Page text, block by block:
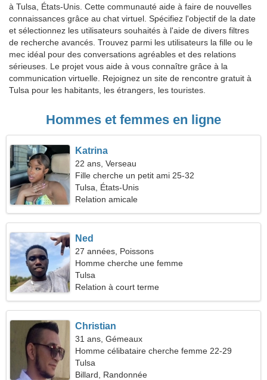
à Tulsa, États-Unis. Cette communauté aide à faire de nouvelles
connaissances grâce au chat virtuel. Spécifiez l'objectif de la date
et sélectionnez les utilisateurs souhaités à l'aide de divers filtres
de recherche avancés. Trouvez parmi les utilisateurs la fille ou le
mec idéal pour des conversations agréables et des relations
sérieuses. Le projet vous aide à vous connaître grâce à la
communication virtuelle. Rejoignez un site de rencontre gratuit à
Tulsa pour les habitants, les étrangers, les touristes.
Hommes et femmes en ligne
Katrina
22 ans, Verseau
Fille cherche un petit ami 25-32
Tulsa, États-Unis
Relation amicale
Ned
27 années, Poissons
Homme cherche une femme
Tulsa
Relation à court terme
Christian
31 ans, Gémeaux
Homme célibataire cherche femme 22-29
Tulsa
Billard, Randonnée